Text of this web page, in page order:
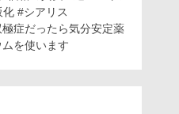
#シアリス
極症だったら気分安定薬
を使います